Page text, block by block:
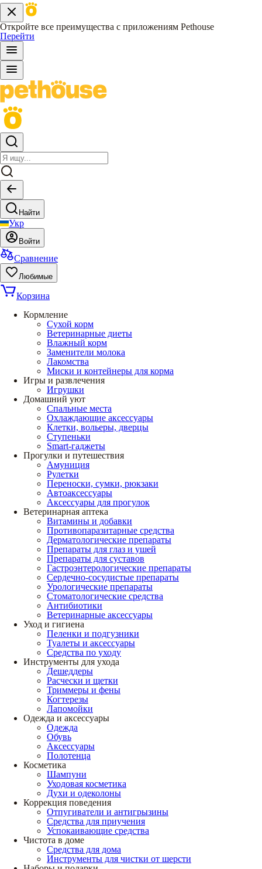
Откройте все преимущества с приложениям Pethouse
Перейти
Найти
Укр
Войти
Сравнение
Любимые
Корзина
Кормление
Сухой корм
Ветеринарные диеты
Влажный корм
Заменители молока
Лакомства
Миски и контейнеры для корма
Игры и развлечения
Игрушки
Домашний уют
Спальные места
Охлаждающие аксессуары
Клетки, вольеры, дверцы
Ступеньки
Smart-гаджеты
Прогулки и путешествия
Амуниция
Рулетки
Переноски, сумки, рюкзаки
Автоаксессуары
Аксессуары для прогулок
Ветеринарная аптека
Витамины и добавки
Противопаразитарные средства
Дерматологические препараты
Препараты для глаз и ушей
Препараты для суставов
Гастроэнтерологические препараты
Сердечно-сосудистые препараты
Урологические препараты
Стоматологические средства
Антибиотики
Ветеринарные аксессуары
Уход и гигиена
Пеленки и подгузники
Туалеты и аксессуары
Средства по уходу
Инструменты для ухода
Дешеддеры
Расчески и щетки
Триммеры и фены
Когтерезы
Лапомойки
Одежда и аксессуары
Одежда
Обувь
Аксессуары
Полотенца
Косметика
Шампуни
Уходовая косметика
Духи и одеколоны
Коррекция поведения
Отпугиватели и антигрызины
Средства для приучения
Успокаивающие средства
Чистота в доме
Средства для дома
Инструменты для чистки от шерсти